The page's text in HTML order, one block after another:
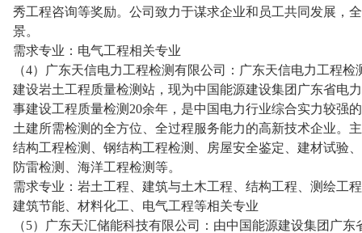
秀工程咨询等奖励。公司致力于谋求企业和员工共同发展，
景。
需求专业：电气工程相关专业
（4）广东天信电力工程检测有限公司：广东天信电力工程
建设岩土工程质量检测站，现为中国能源建设集团广东省电
事建设工程质量检测20余年，是中国电力行业综合实力较强
土建所需检测的全方位、全过程服务能力的高新技术企业。
结构工程检测、钢结构工程检测、房屋安全鉴定、建材试验
防雷检测、海洋工程检测等。
需求专业：岩土工程、建筑与土木工程、结构工程、测绘工
建筑节能、材料化工、电气工程等相关专业
（5）广东天汇储能科技有限公司：由中国能源建设集团广